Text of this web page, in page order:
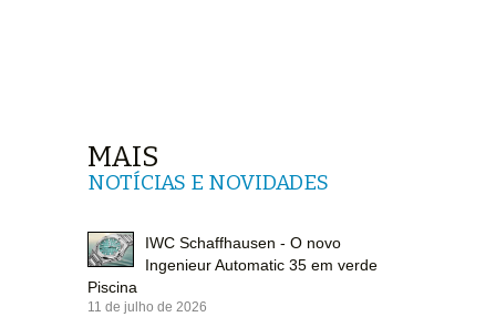
MAIS
NOTÍCIAS E NOVIDADES
IWC Schaffhausen - O novo
Ingenieur Automatic 35 em verde
Piscina
11 de julho de 2026